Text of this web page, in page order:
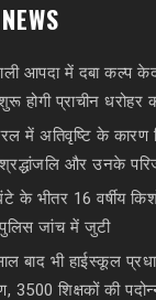
आपदा में दबा कल्प
होगी प्राचीन धरोहर
में अतिवृष्टि के कारण
श्रद्धांजलि और उनके
के भीतर 16 वर्षीय
जांच में जुटी
बाद भी हाईस्कूल
3500 शिक्षकों की